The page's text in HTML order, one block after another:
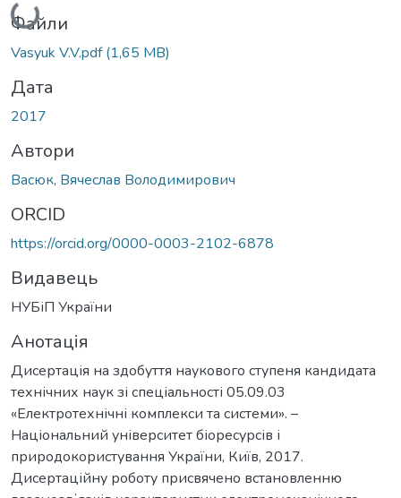
Вантажиться...
Файли
Vasyuk V.V.pdf(1,65 MB)
Дата
2017
Автори
Васюк, Вячеслав Володимирович
ORCID
https://orcid.org/0000-0003-2102-6878
Видавець
НУБіП України
Анотація
Дисертація на здобуття наукового ступеня кандидата
технічних наук зі спеціальності 05.09.03
«Електротехнічні комплекси та системи». –
Національний університет біоресурсів і
природокористування України, Київ, 2017.
Дисертаційну роботу присвячено встановленню